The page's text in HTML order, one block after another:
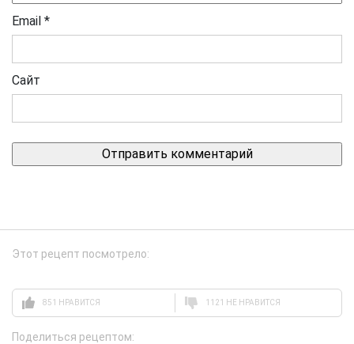
Email *
Сайт
Этот рецепт посмотрело:
851 НРАВИТСЯ 1121 НЕ НРАВИТСЯ
Поделиться рецептом: